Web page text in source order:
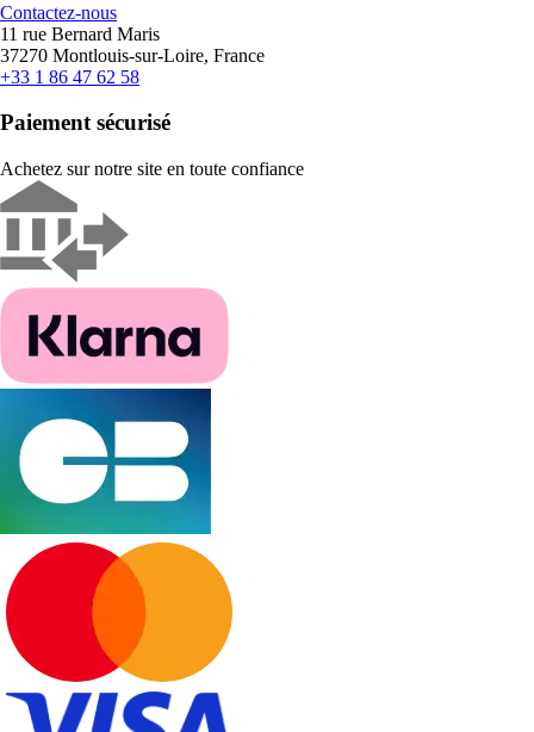
Contactez-nous
11 rue Bernard Maris
37270 Montlouis-sur-Loire, France
+33 1 86 47 62 58
Paiement sécurisé
Achetez sur notre site en toute confiance